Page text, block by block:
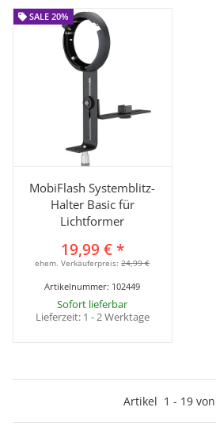
SALE 20%
SALE 20%
MobiFlash Systemblitz-
Halter Basic für
Lichtformer
19,99 €*
ehem. Verkäuferpreis:24,99 €
Artikelnummer: 102449
Sofort lieferbar
Lieferzeit: 1 - 2 Werktage
Artikel 1 - 19 von